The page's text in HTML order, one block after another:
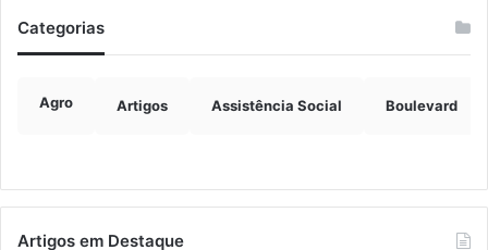
Categorias
Agro Artigos Assistência Social Boulevard
Artigos em Destaque